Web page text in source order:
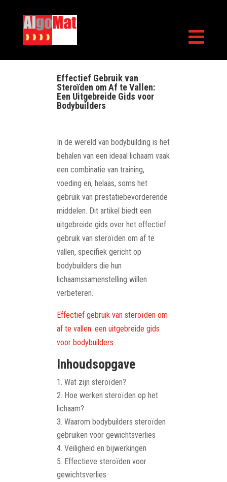

Effectief Gebruik van
Steroïden om Af te Vallen:
Een Uitgebreide Gids voor
Bodybuilders
In de wereld van bodybuilding is het
behalen van een ideaal lichaam vaak
een combinatie van training,
voeding en, helaas, soms het
gebruik van prestatiebevorderende
middelen. Dit artikel biedt een
uitgebreide gids over het effectief
gebruik van steroïden om af te
vallen, specifiek gericht op
bodybuilders die hun
lichaamssamenstelling willen
verbeteren.
Effectief gebruik van steroïden om
af te vallen: een uitgebreide gids
voor bodybuilders.
Inhoudsopgave
Wat zijn steroïden?
Hoe werken steroïden op het
lichaam?
Waarom bodybuilders steroïden
gebruiken voor gewichtsverlies
Veiligheid en bijwerkingen
Effectieve steroïden voor
gewichtsverlies